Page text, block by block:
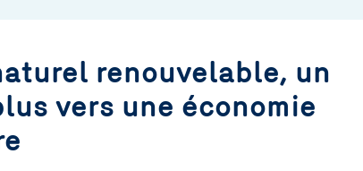
renouvelable, un
vers une économie